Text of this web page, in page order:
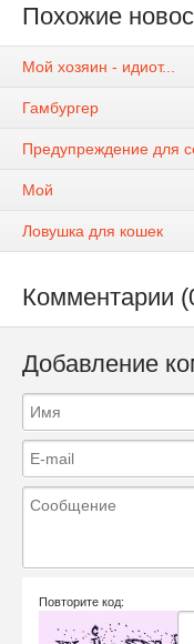
Похожие
Мой хозяин - идиот...
Гамбургер
Предупреждение для
Мой
Ловушка для кошек
Комментарии
Добавление
Повторите код: